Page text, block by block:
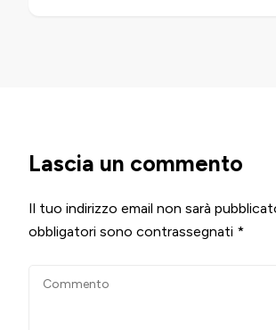
Lascia un commento
Il tuo indirizzo email non sarà
obbligatori sono contrassegnati *